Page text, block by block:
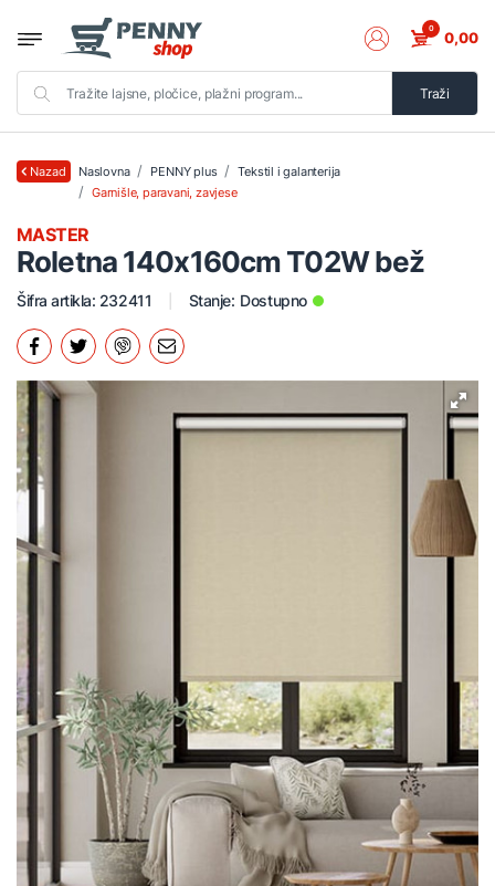
Traži
0 0,00
Nazad Naslovna PENNY plus
Tekstil i galanterija
Garnišle, paravani, zavjese
Roletna 140x160cm T02W bež
MASTER
Šifra artikla: 232411 Stanje: Dostupno